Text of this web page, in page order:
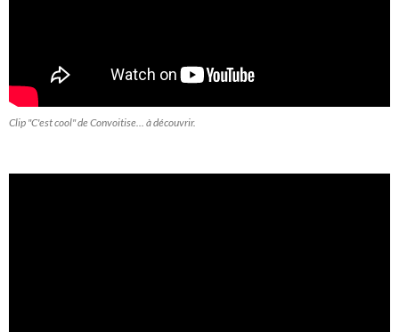
Clip "C'est cool" de Convoitise... à découvrir.